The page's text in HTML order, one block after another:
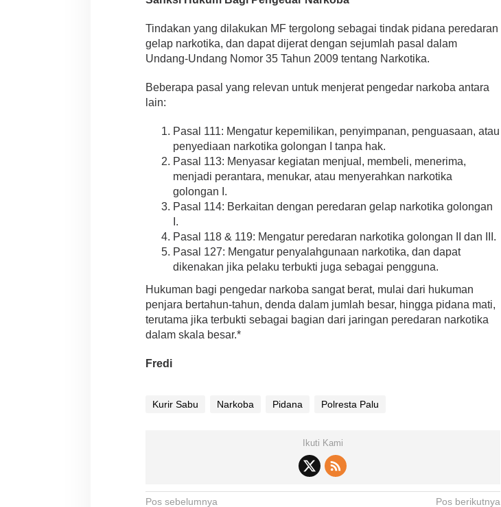
Tindakan yang dilakukan MF tergolong sebagai tindak pidana peredaran
gelap narkotika, dan dapat dijerat dengan sejumlah pasal dalam
Undang-Undang Nomor 35 Tahun 2009 tentang Narkotika.
Beberapa pasal yang relevan untuk menjerat pengedar narkoba antara
lain:
Pasal 111: Mengatur kepemilikan, penyimpanan, penguasaan, atau
penyediaan narkotika golongan I tanpa hak.
Pasal 113: Menyasar kegiatan menjual, membeli, menerima,
menjadi perantara, menukar, atau menyerahkan narkotika
golongan I.
Pasal 114: Berkaitan dengan peredaran gelap narkotika golongan
I.
Pasal 118 & 119: Mengatur peredaran narkotika golongan II dan III.
Pasal 127: Mengatur penyalahgunaan narkotika, dan dapat
dikenakan jika pelaku terbukti juga sebagai pengguna.
Hukuman bagi pengedar narkoba sangat berat, mulai dari hukuman
penjara bertahun-tahun, denda dalam jumlah besar, hingga pidana mati,
terutama jika terbukti sebagai bagian dari jaringan peredaran narkotika
dalam skala besar.*
Fredi
Kurir Sabu Narkoba Pidana Polresta Palu
Ikuti Kami
Pos sebelumnya Pos berikutnya